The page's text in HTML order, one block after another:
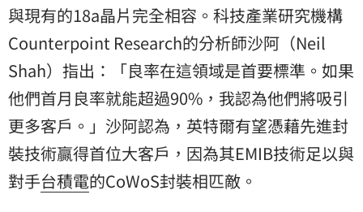
與現有的18a晶片完全相容。科技產業研究機構
Counterpoint Research的分析師沙阿（Neil
Shah）指出：「良率在這領域是首要標準。如果
他們首月良率就能超過90%，我認為他們將吸引
更多客戶。」沙阿認為，英特爾有望憑藉先進封
裝技術贏得首位大客戶，因為其EMIB技術足以與
對手台積電的CoWoS封裝相匹敵。